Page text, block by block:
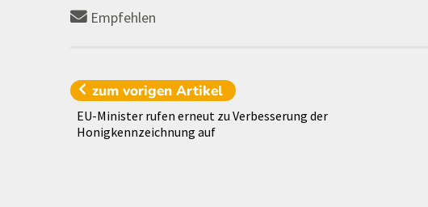
Empfehlen
zum vorigenArtikel
EU-Minister rufen erneut zu Verbesserung der
Honigkennzeichnung auf